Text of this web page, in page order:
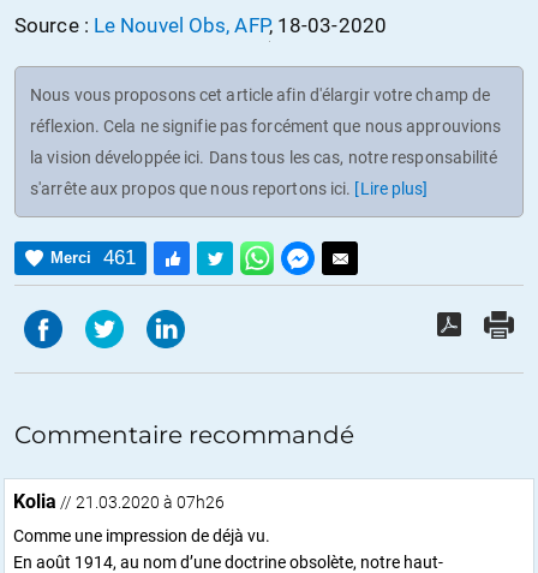
Source : Le Nouvel Obs, AFP, 18-03-2020
Nous vous proposons cet article afin d'élargir votre champ de
réflexion. Cela ne signifie pas forcément que nous approuvions
la vision développée ici. Dans tous les cas, notre responsabilité
s'arrête aux propos que nous reportons ici. [Lire plus]
Merci 461
Commentaire recommandé
Kolia // 21.03.2020 à 07h26
Comme une impression de déjà vu.
En août 1914, au nom d’une doctrine obsolète, notre haut-